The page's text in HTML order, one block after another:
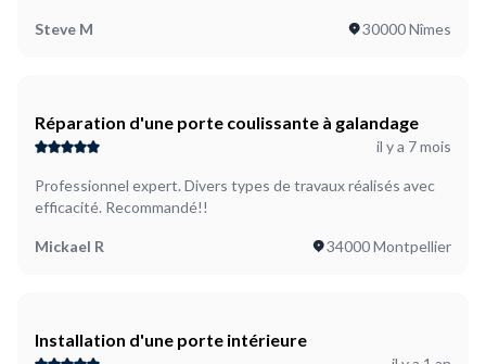
Steve M 30000 Nîmes
Réparation d'une porte coulissante à galandage
il y a 7 mois
Professionnel expert. Divers types de travaux réalisés avec
efficacité. Recommandé!!
Mickael R 34000 Montpellier
Installation d'une porte intérieure